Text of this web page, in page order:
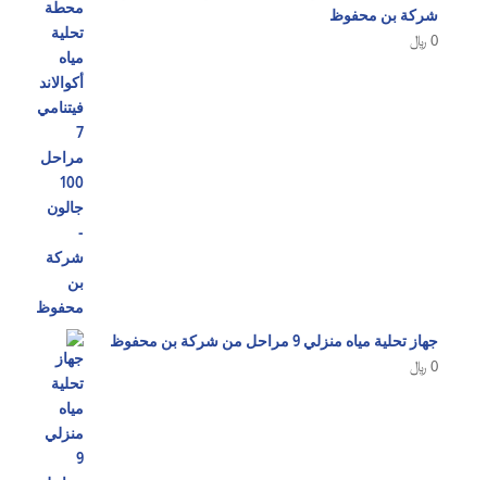
شركة بن محفوظ
0 ﷼
جهاز تحلية مياه منزلي 9 مراحل من شركة بن محفوظ
0 ﷼